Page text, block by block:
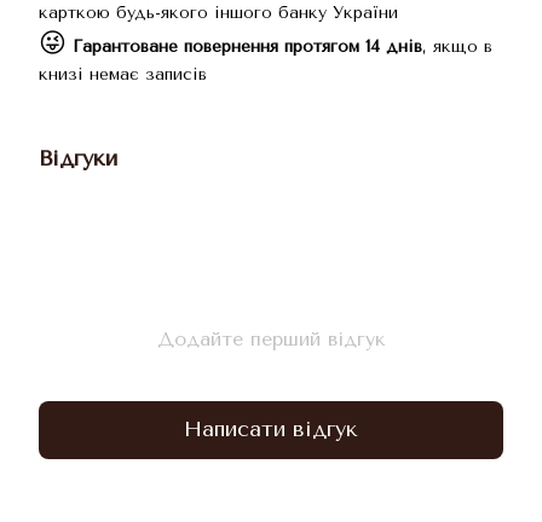
карткою будь-якого іншого банку України
😜 Гарантоване повернення протягом 14 днів, якщо в
книзі немає записів
Відгуки
Додайте перший відгук
Написати відгук